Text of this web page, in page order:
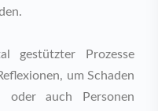
gestützter Prozesse
um Schaden
oder auch Personen